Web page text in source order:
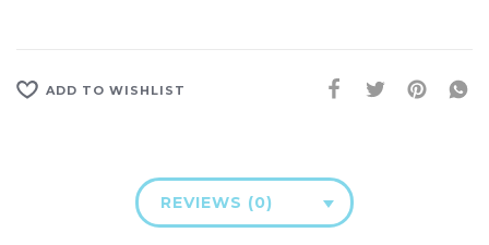
ADD TO WISHLIST
REVIEWS (0)